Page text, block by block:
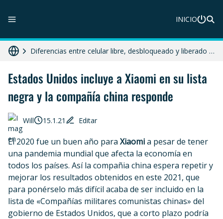
INICIO
Diferencias entre celular libre, desbloqueado y liberado en 2025
Estados Unidos incluye a Xiaomi en su lista
negra y la compañía china responde
Will 15.1.21 Editar
El 2020 fue un buen año para Xiaomia pesar de tener
una pandemia mundial que afecta la economía en
todos los países. Así la compañia china espera repetir y
mejorar los resultados obtenidos en este 2021, que
para ponérselo más difícil acaba de ser incluido en la
lista de «Compañías militares comunistas chinas» del
gobierno de Estados Unidos, que a corto plazo podría